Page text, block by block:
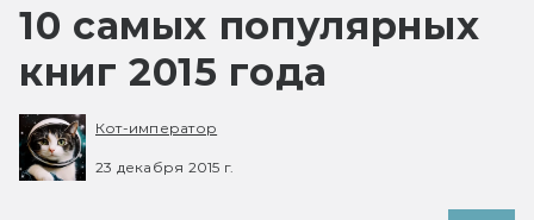
10 самых популярных
книг 2015 года
Кот-император
23 декабря 2015 г.